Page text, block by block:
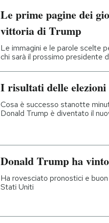
Le prime pagine dei
vittoria di Trump
Le immagini e le parole scelte
chi sarà il prossimo presidente
I risultati delle elezioni
Cosa è successo stanotte
Donald Trump è diventato il
Donald Trump ha vinto
Ha rovesciato pronostici e
Stati Uniti